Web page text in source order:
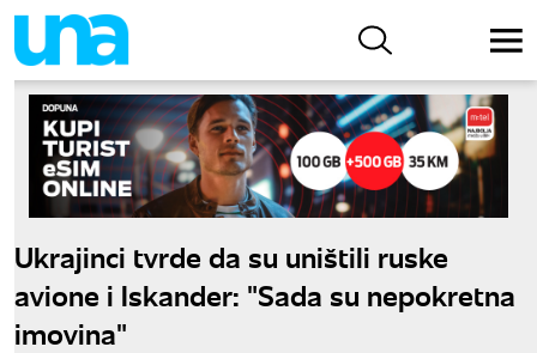
Ukrajinci tvrde da su uništili ruske
avione i Iskander: "Sada su nepokretna
imovina"